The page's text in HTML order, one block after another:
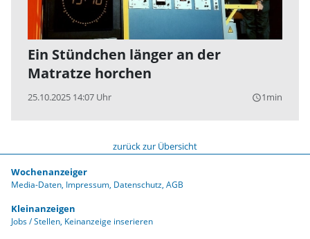
Ein Stündchen länger an der
Matratze horchen
25.10.2025 14:07 Uhr query_builder1min
zurück zur Übersicht
Wochenanzeiger
Media-Daten Impressum Datenschutz AGB
Kleinanzeigen
Jobs / Stellen Keinanzeige inserieren